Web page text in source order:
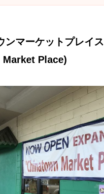
ンマーケットプレイス
Place)